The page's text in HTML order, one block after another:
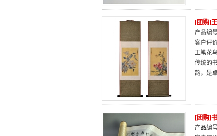
[团购]
产品编
客户评
工笔花
传统的
韵，是
[团购]
产品编